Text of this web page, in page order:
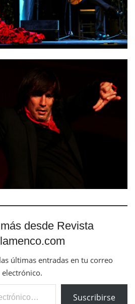
desde Revista
últimas entradas en tu correo
electrónico.
Suscribirse